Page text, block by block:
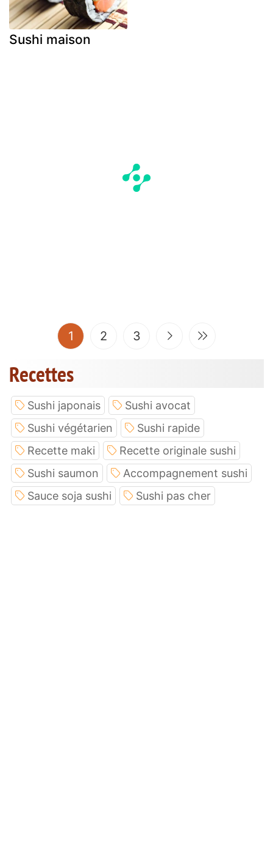
Sushi maison
1 (current)
2 3
Recettes
Sushi japonais
Sushi avocat
Sushi végétarien
Sushi rapide
Recette maki
Recette originale sushi
Sushi saumon
Accompagnement sushi
Sauce soja sushi
Sushi pas cher